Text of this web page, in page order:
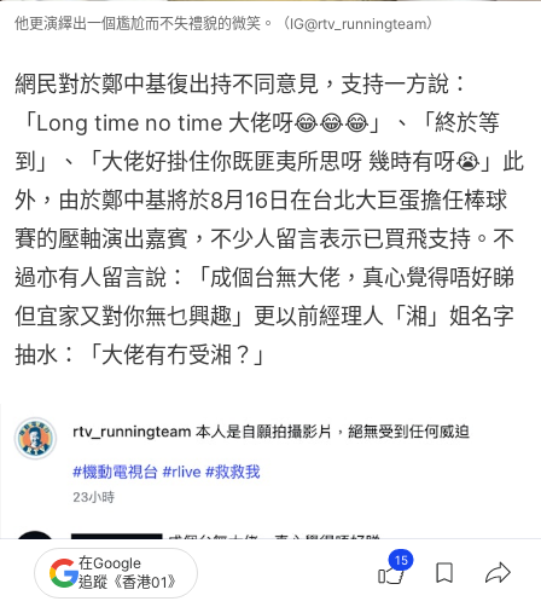
他更演繹出一個尷尬而不失禮貌的微笑。（IG@rtv_runningteam）
網民對於鄭中基復出持不同意見，支持一方說：
「Long time no time 大佬呀😂😂😂」、「終於等
到」、「大佬好掛住你既匪夷所思呀 幾時有呀😭」此
外，由於鄭中基將於8月16日在台北大巨蛋擔任棒球
賽的壓軸演出嘉賓，不少人留言表示已買飛支持。不
過亦有人留言說：「成個台無大佬，真心覺得唔好睇
但宜家又對你無乜興趣」更以前經理人「湘」姐名字
抽水：「大佬有冇受湘？」
在Google
追蹤《香港01》
15